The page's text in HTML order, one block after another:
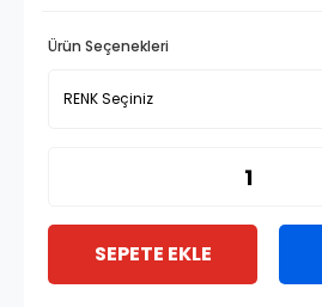
Ürün Seçenekleri
SEPETE EKLE